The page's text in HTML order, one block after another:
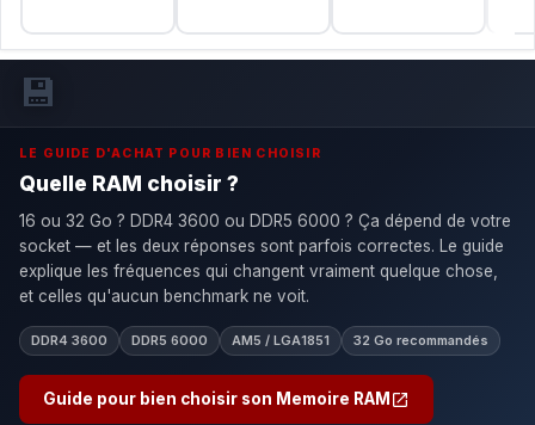
💾
LE GUIDE D'ACHAT POUR BIEN CHOISIR
Quelle RAM choisir ?
16 ou 32 Go ? DDR4 3600 ou DDR5 6000 ? Ça dépend de votre
socket — et les deux réponses sont parfois correctes. Le guide
explique les fréquences qui changent vraiment quelque chose,
et celles qu'aucun benchmark ne voit.
DDR4 3600 DDR5 6000 AM5 / LGA1851 32 Go recommandés
Guide pour bien choisir son Memoire RAM